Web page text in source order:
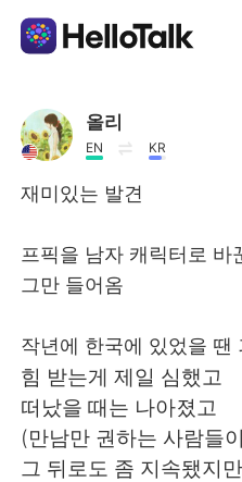
언어 교환 앱
AI Grammar Checker
繁體中文
العربية
올리
EN KR
재미있는 발견
프픽을 남자 캐릭터로 바
그만 들어옴
작년에 한국에 있었을 땐
힘 받는게 제일 심했고
떠났을 때는 나아졌고
(만남만 권하는 사람들
그 뒤로도 좀 지속됐지